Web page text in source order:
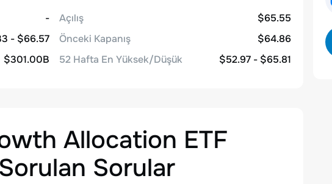
-
- $66.57
$301.00B
Açılış
$65.55
Önceki Kapanış
$64.86
52 Hafta En Yüksek/Düşük
$52.97 - $65.81
Allocation ETF
Sorular